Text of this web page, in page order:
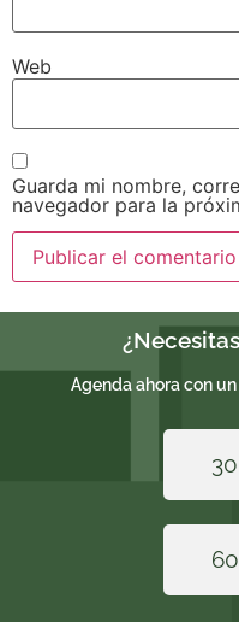
Web
Guarda mi nombre,
navegador para la
Agenda ahora con